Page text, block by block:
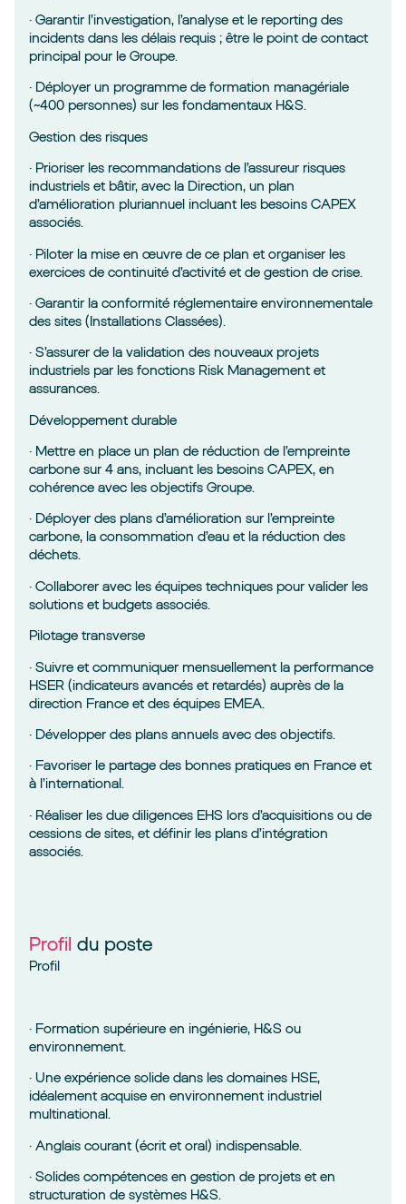
· Garantir l’investigation, l’analyse et le reporting des
incidents dans les délais requis ; être le point de contact
principal pour le Groupe.
· Déployer un programme de formation managériale
(~400 personnes) sur les fondamentaux H&S.
Gestion des risques
· Prioriser les recommandations de l’assureur risques
industriels et bâtir, avec la Direction, un plan
d’amélioration pluriannuel incluant les besoins CAPEX
associés.
· Piloter la mise en œuvre de ce plan et organiser les
exercices de continuité d’activité et de gestion de crise.
· Garantir la conformité réglementaire environnementale
des sites (Installations Classées).
· S’assurer de la validation des nouveaux projets
industriels par les fonctions Risk Management et
assurances.
Développement durable
· Mettre en place un plan de réduction de l’empreinte
carbone sur 4 ans, incluant les besoins CAPEX, en
cohérence avec les objectifs Groupe.
· Déployer des plans d’amélioration sur l’empreinte
carbone, la consommation d’eau et la réduction des
déchets.
· Collaborer avec les équipes techniques pour valider les
solutions et budgets associés.
Pilotage transverse
· Suivre et communiquer mensuellement la performance
HSER (indicateurs avancés et retardés) auprès de la
direction France et des équipes EMEA.
· Développer des plans annuels avec des objectifs.
· Favoriser le partage des bonnes pratiques en France et
à l’international.
· Réaliser les due diligences EHS lors d’acquisitions ou de
cessions de sites, et définir les plans d’intégration
associés.
Profil du poste
Profil
· Formation supérieure en ingénierie, H&S ou
environnement.
· Une expérience solide dans les domaines HSE,
idéalement acquise en environnement industriel
multinational.
· Anglais courant (écrit et oral) indispensable.
· Solides compétences en gestion de projets et en
structuration de systèmes H&S.